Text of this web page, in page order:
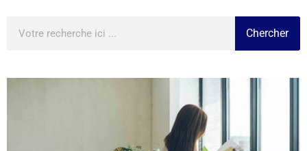
Chercher